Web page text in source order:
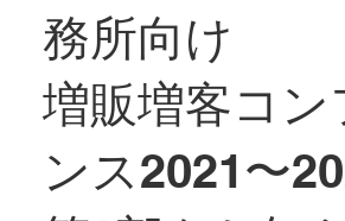
務所向け
増販増客コン
ンス2021〜